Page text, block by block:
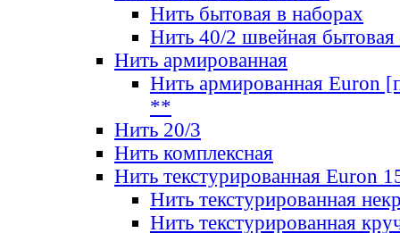
Нить бытовая в наборах
Нить 40/2 швейная бытовая
Нить армированная
Нить армированная Euron
**
Нить 20/3
Нить комплексная
Нить текстурированная Euron
Нить текстурированная
Нить текстурированная